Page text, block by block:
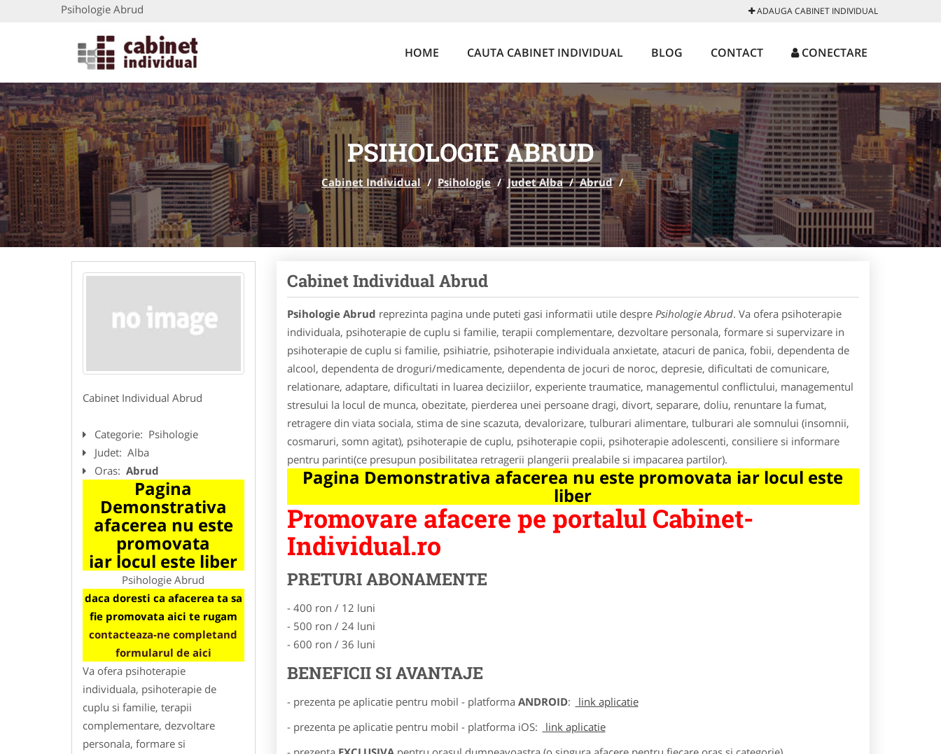
Psihologie Abrud ADAUGA CABINET INDIVIDUAL
HOME CAUTA CABINET INDIVIDUAL BLOG CONTACT CONECTARE
PSIHOLOGIE ABRUD
Cabinet Individual / Psihologie / Judet Alba / Abrud /
Cabinet Individual Abrud
Categorie: Psihologie
Judet: Alba
Oras: Abrud
Pagina
Demonstrativa
afacerea nu este
promovata
iar locul este liber
Psihologie Abrud
daca doresti ca afacerea ta sa
fie promovata aici te rugam
contacteaza-ne completand
formularul de aici
Va ofera psihoterapie
individuala, psihoterapie de
cuplu si familie, terapii
complementare, dezvoltare
personala, formare si
Cabinet Individual Abrud
Psihologie Abrud reprezinta pagina unde puteti gasi informatii utile despre Psihologie Abrud. Va ofera psihoterapie
individuala, psihoterapie de cuplu si familie, terapii complementare, dezvoltare personala, formare si supervizare in
psihoterapie de cuplu si familie, psihiatrie, psihoterapie individuala anxietate, atacuri de panica, fobii, dependenta de
alcool, dependenta de droguri/medicamente, dependenta de jocuri de noroc, depresie, dificultati de comunicare,
relationare, adaptare, dificultati in luarea deciziilor, experiente traumatice, managementul conflictului, managementul
stresului la locul de munca, obezitate, pierderea unei persoane dragi, divort, separare, doliu, renuntare la fumat,
retragere din viata sociala, stima de sine scazuta, devalorizare, tulburari alimentare, tulburari ale somnului (insomnii,
cosmaruri, somn agitat), psihoterapie de cuplu, psihoterapie copii, psihoterapie adolescenti, consiliere si informare
pentru parinti(ce presupun posibilitatea retragerii plangerii prealabile si impacarea partilor).
Pagina Demonstrativa afacerea nu este promovata iar locul este
liber
Promovare afacere pe portalul Cabinet-
Individual.ro
PRETURI ABONAMENTE
- 400 ron / 12 luni
- 500 ron / 24 luni
- 600 ron / 36 luni
BENEFICII SI AVANTAJE
- prezenta pe aplicatie pentru mobil - platforma ANDROID:
link aplicatie
- prezenta pe aplicatie pentru mobil - platforma iOS:
link aplicatie